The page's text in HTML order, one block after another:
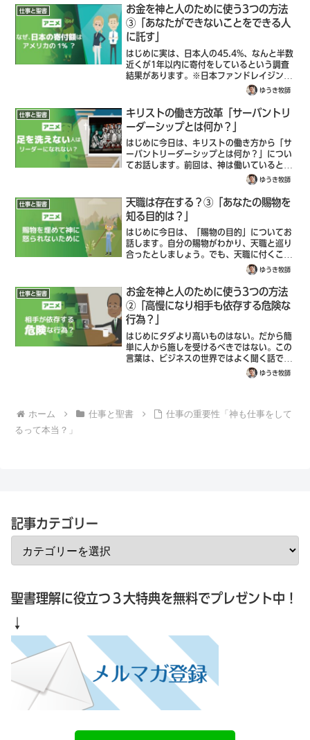
大学卒業後22歳で入社し、60歳の定年まで
働...
仕事と聖書
お金を神と人のために使う3つの方法
③「あなたができないことをできる人
に託す」
はじめに実は、日本人の45.4%、なんと半数
近くが1年以内に寄付をしているという調査
結果があります。※日本ファンドレイジング
協会「寄付白書2017」より皆さんは今まで
寄付をしたことがありますか？でも、この寄
付とは一体なんなのでしょうか？寄付...
ゆうき牧師
仕事と聖書
キリストの働き方改革「サーバントリ
ーダーシップとは何か？」
はじめに今日は、キリストの働き方から「サ
ーバントリーダーシップとは何か？」につい
てお話します。前回は、神は働いているとい
うことを学びました。次に大切なのは、神が
「どのように働いているのか？」ということ
です。例えば、考えてみてください。神が
目...
ゆうき牧師
仕事と聖書
天職は存在する？③「あなたの賜物を
知る目的は？」
はじめに今日は、「賜物の目的」についてお
話します。自分の賜物がわかり、天職と巡り
合ったとしましょう。でも、天職に付くこと
がゴールではないですよね？天職について、
何をするのかが大事であり、もっというなら
ば、なんのためにその仕事をしているのか
が...
ゆうき牧師
仕事と聖書
お金を神と人のために使う3つの方法
②「高慢になり相手も依存する危険な
行為？」
はじめにタダより高いものはない。だから簡
単に人から施しを受けるべきではない。この
言葉は、ビジネスの世界ではよく聞く話で
す。なぜ、施しを受けるのが危ないのかとい
うと、人は無意識に「ギブアンドテイク」の
ゆうき牧師
ホーム 仕事と聖書
仕事の重要性「神も仕事をして
るって本当？」
記事カテゴリー
聖書理解に役立つ３大特典を無料でプレゼント中！
↓